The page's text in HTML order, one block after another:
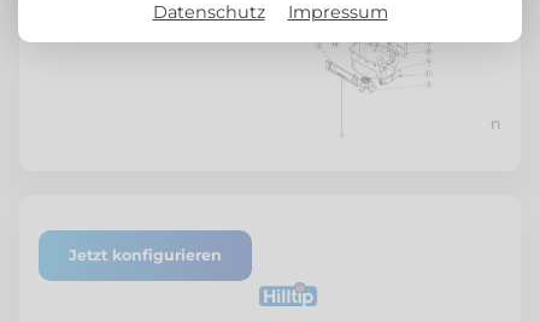
Preis nach Konfiguration
ETF-SZSTR-BATB-02
Hilltip
Jetzt konfigurieren
Datenschutz Impressum